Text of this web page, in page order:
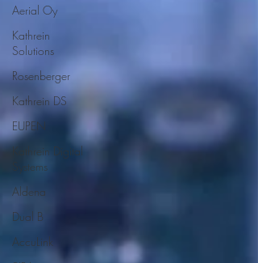
Aerial Oy
Kathrein
Solutions
Rosenberger
Kathrein DS
EUPEN
Kathrein Digital
Systems
Aldena
Dual B
AccuLink